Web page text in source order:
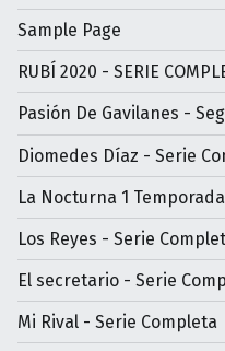
Sample Page
RUBÍ 2020 - SERIE
Pasión De Gavilanes -
Diomedes Díaz - Serie
La Nocturna 1 Temporada
Los Reyes - Serie
El secretario - Serie
Mi Rival - Serie Completa